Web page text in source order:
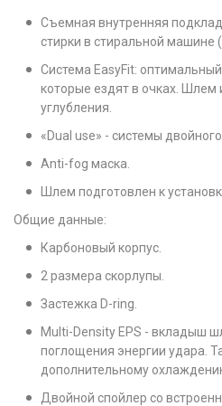
Съемная внутренняя
стирки в стиральной машине
Система EasyFit:
которые ездят в очках. Шлем
углубления.
«Dual use» - системы
Anti-fog маска.
Шлем подготовлен к
Общие данные:
Карбоновый корпус.
2 размера скорлупы.
Застежка D-ring.
Multi-Density EPS - вкладыш
поглощения энергии удара.
дополнительному
Двойной спойлер со